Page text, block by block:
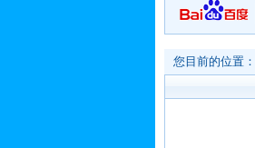
您目前的位置：